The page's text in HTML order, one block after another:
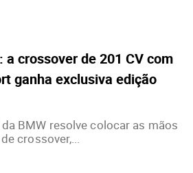
a crossover de 201 CV com
ganha exclusiva edição
BMW resolve colocar as mãos
crossover,...